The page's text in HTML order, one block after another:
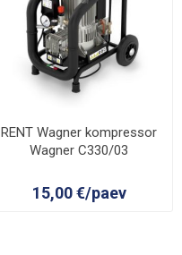
RENT Wagner kompressor
Wagner C330/03
15,00 €/paev